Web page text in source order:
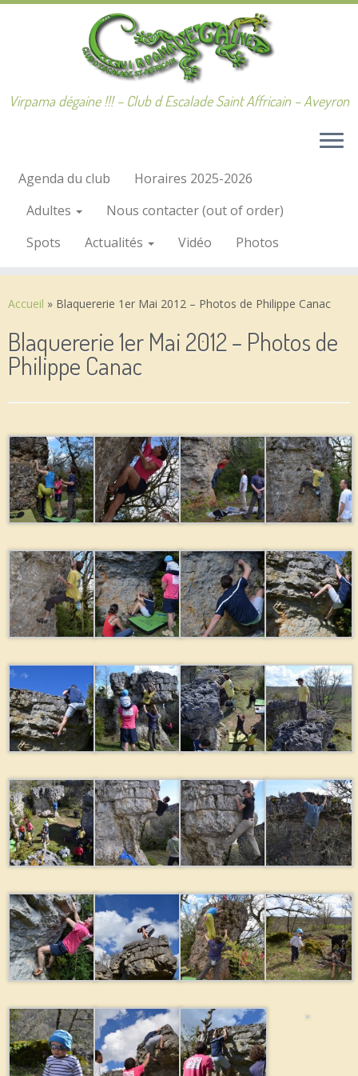
Passer
Virpama dégaine !!! – Club d Escalade Saint Affricain – Aveyron
Agenda du club
Horaires 2025-2026
Adultes
Nous contacter (out of order)
Spots
Actualités Vidéo Photos
Accueil » Blaquererie 1er Mai 2012 – Photos de Philippe Canac
Blaquererie 1er Mai 2012 – Photos de
Philippe Canac